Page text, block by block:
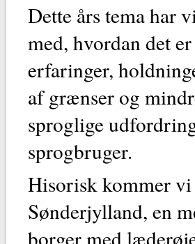
Dette års tema har
med, hvordan det
erfaringer,
af grænser og
sproglige
sprogbruger.
Hisorisk kommer
Sønderjylland, en
borger med